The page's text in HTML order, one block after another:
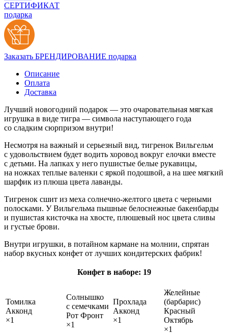
СЕРТИФИКАТ
подарка
Заказать БРЕНДИРОВАНИЕ подарка
Описание
Оплата
Доставка
Лучший новогодний подарок — это очаровательная мягкая
игрушка в виде тигра — символа наступающего года
со сладким сюрпризом внутри!
Несмотря на важный и серьезный вид, тигренок Вильгельм
с удовольствием будет водить хоровод вокруг елочки вместе
с детьми. На лапках у него пушистые белые рукавицы,
на ножках теплые валенки с яркой подошвой, а на шее мягкий
шарфик из плюша цвета лаванды.
Тигренок сшит из меха солнечно‑желтого цвета с черными
полосками. У Вильгельма пышные белоснежные бакенбарды
и пушистая кисточка на хвосте, плюшевый нос цвета сливы
и густые брови.
Внутри игрушки, в потайном кармане на молнии, спрятан
набор вкусных конфет от лучших кондитерских фабрик!
Конфет в наборе: 19
Томилка
Акконд
×1
Солнышко
с семечками
Рот Фронт
×1
Прохлада
Акконд
×1
Желейные
(барбарис)
Красный
Октябрь
×1